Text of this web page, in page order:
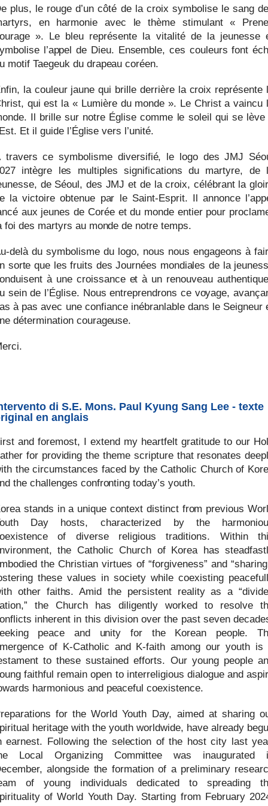
plus, le rouge d’un côté de la croix symbolise le sang
en harmonie avec le thème stimulant «
». Le bleu représente la vitalité de la jeunesse
l’appel de Dieu. Ensemble, ces couleurs font
motif Taegeuk du drapeau coréen.
la couleur jaune qui brille derrière la croix représente
qui est la « Lumière du monde ». Le Christ a vaincu
Il brille sur notre Église comme le soleil qui se lève
Et il guide l’Église vers l’unité.
travers ce symbolisme diversifié, le logo des JMJ
intègre les multiples significations du martyre, de
de Séoul, des JMJ et de la croix, célébrant la
la victoire obtenue par le Saint-Esprit. Il annonce
aux jeunes de Corée et du monde entier pour
foi des martyrs au monde de notre temps.
delà du symbolisme du logo, nous nous engageons à
sorte que les fruits des Journées mondiales de la
à une croissance et à un renouveau
sein de l’Église. Nous entreprendrons ce voyage,
à pas avec une confiance inébranlable dans le Seigneur
détermination courageuse.
di S.E. Mons. Paul Kyung Sang Lee - texte
en anglais
and foremost, I extend my heartfelt gratitude to our
for providing the theme scripture that resonates
the circumstances faced by the Catholic Church of
the challenges confronting today’s youth.
stands in a unique context distinct from previous
Day hosts, characterized by the
of diverse religious traditions. Within
the Catholic Church of Korea has
the Christian virtues of “forgiveness” and
these values in society while coexisting
other faiths. Amid the persistent reality as a
the Church has diligently worked to resolve
inherent in this division over the past seven
peace and unity for the Korean people.
of K-Catholic and K-faith among our youth is
to these sustained efforts. Our young people
faithful remain open to interreligious dialogue and
harmonious and peaceful coexistence.
for the World Youth Day, aimed at sharing
heritage with the youth worldwide, have already
earnest. Following the selection of the host city last
Local Organizing Committee was inaugurated
alongside the formation of a preliminary
of young individuals dedicated to spreading
of World Youth Day. Starting from February